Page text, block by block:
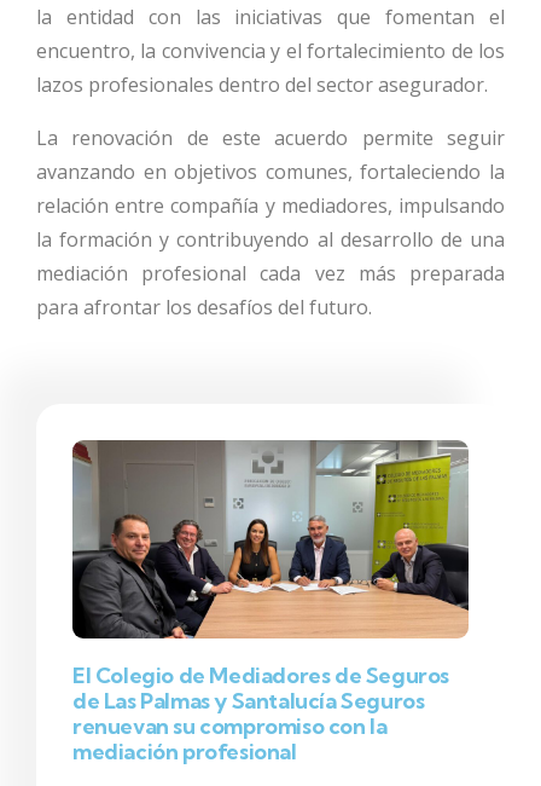
la entidad con las iniciativas que fomentan el
encuentro, la convivencia y el fortalecimiento de los
lazos profesionales dentro del sector asegurador.
La renovación de este acuerdo permite seguir
avanzando en objetivos comunes, fortaleciendo la
relación entre compañía y mediadores, impulsando
la formación y contribuyendo al desarrollo de una
mediación profesional cada vez más preparada
para afrontar los desafíos del futuro.
El Colegio de Mediadores de Seguros
de Las Palmas y Santalucía Seguros
renuevan su compromiso con la
mediación profesional